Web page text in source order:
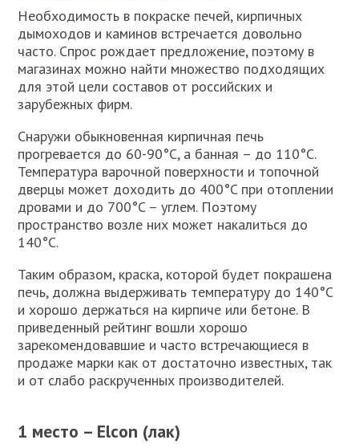
Необходимость в покраске печей, кирпичных
дымоходов и каминов встречается довольно
часто. Спрос рождает предложение, поэтому в
магазинах можно найти множество подходящих
для этой цели составов от российских и
зарубежных фирм.
Снаружи обыкновенная кирпичная печь
прогревается до 60-90°C, а банная – до 110°C.
Температура варочной поверхности и топочной
дверцы может доходить до 400°C при отоплении
дровами и до 700°C – углем. Поэтому
пространство возле них может накалиться до
140°C.
Таким образом, краска, которой будет покрашена
печь, должна выдерживать температуру до 140°C
и хорошо держаться на кирпиче или бетоне. В
приведенный рейтинг вошли хорошо
зарекомендовавшие и часто встречающиеся в
продаже марки как от достаточно известных, так
и от слабо раскрученных производителей.
1 место – Elcon (лак)